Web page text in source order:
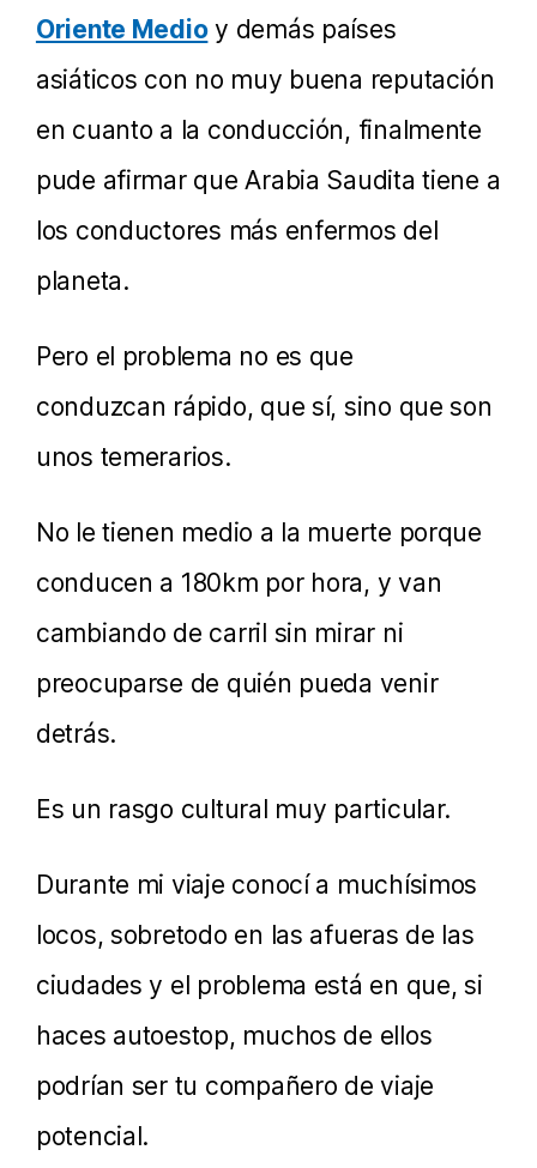
Oriente Medioy demás países
asiáticos con no muy buena reputación
en cuanto a la conducción, finalmente
pude afirmar que Arabia Saudita tiene a
los conductores más enfermos del
planeta.
Pero el problema no es que
conduzcan rápido, que sí, sino que son
unos temerarios.
No le tienen medio a la muerte porque
conducen a 180km por hora, y van
cambiando de carril sin mirar ni
preocuparse de quién pueda venir
detrás.
Es un rasgo cultural muy particular.
Durante mi viaje conocí a muchísimos
locos, sobretodo en las afueras de las
ciudades y el problema está en que, si
haces autoestop, muchos de ellos
podrían ser tu compañero de viaje
potencial.